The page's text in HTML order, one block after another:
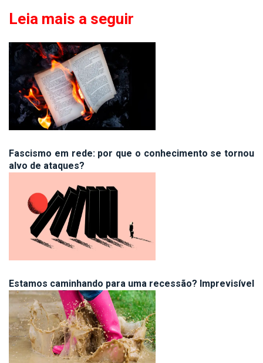
Leia mais a seguir
Fascismo em rede: por que o conhecimento se tornou
alvo de ataques?
Estamos caminhando para uma recessão? Imprevisível